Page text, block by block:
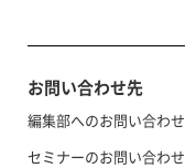
お問い合わせ先
編集部へのお問い合わせ
セミナーのお問い合わせ